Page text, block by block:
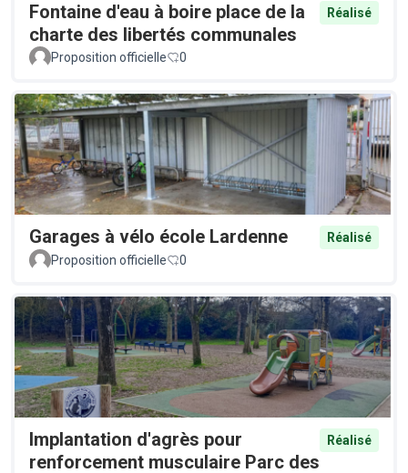
Fontaine d'eau à boire place de la
charte des libertés communales
Réalisé
Proposition officielle 0
Garages à vélo école Lardenne
Réalisé
Proposition officielle
0
Implantation d'agrès pour
renforcement musculaire Parc des
Réalisé